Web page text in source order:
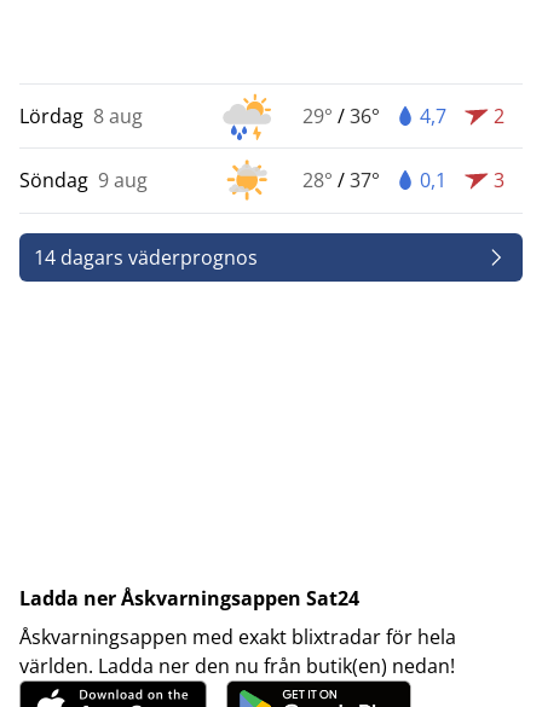
Lördag 8 aug 29° /36° 4,7 2
Söndag 9 aug 28° /37° 0,1 3
14 dagars väderprognos
Ladda ner Åskvarningsappen Sat24
Åskvarningsappen med exakt blixtradar för hela
världen. Ladda ner den nu från butik(en) nedan!